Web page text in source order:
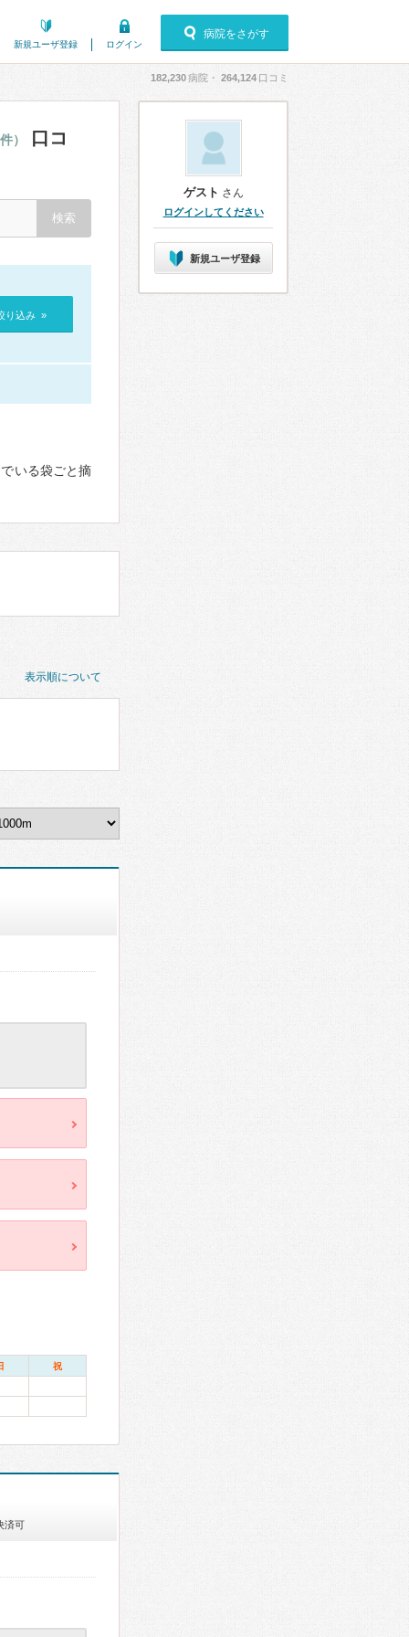
新規ユーザ登録 ログイン
病院をさがす
182,230病院・ 264,124 口コミ
） 口コ
り込み »
いる袋ごと摘
表示順について
祝
済可
ゲスト さん
ログインしてください
新規ユーザ登録